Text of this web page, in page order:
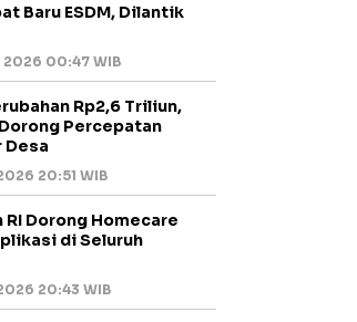
Baru ESDM, Dilantik
2026 00:47 WIB
Rp2,6 Triliun,
Percepatan
20:51 WIB
RI Dorong Homecare
di Seluruh
20:43 WIB